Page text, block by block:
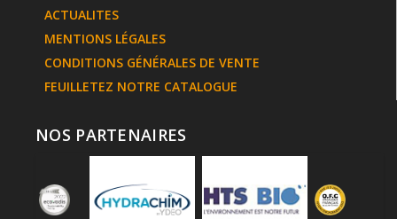
ACTUALITES
MENTIONS LÉGALES
CONDITIONS GÉNÉRALES DE VENTE
FEUILLETEZ NOTRE CATALOGUE
NOS PARTENAIRES